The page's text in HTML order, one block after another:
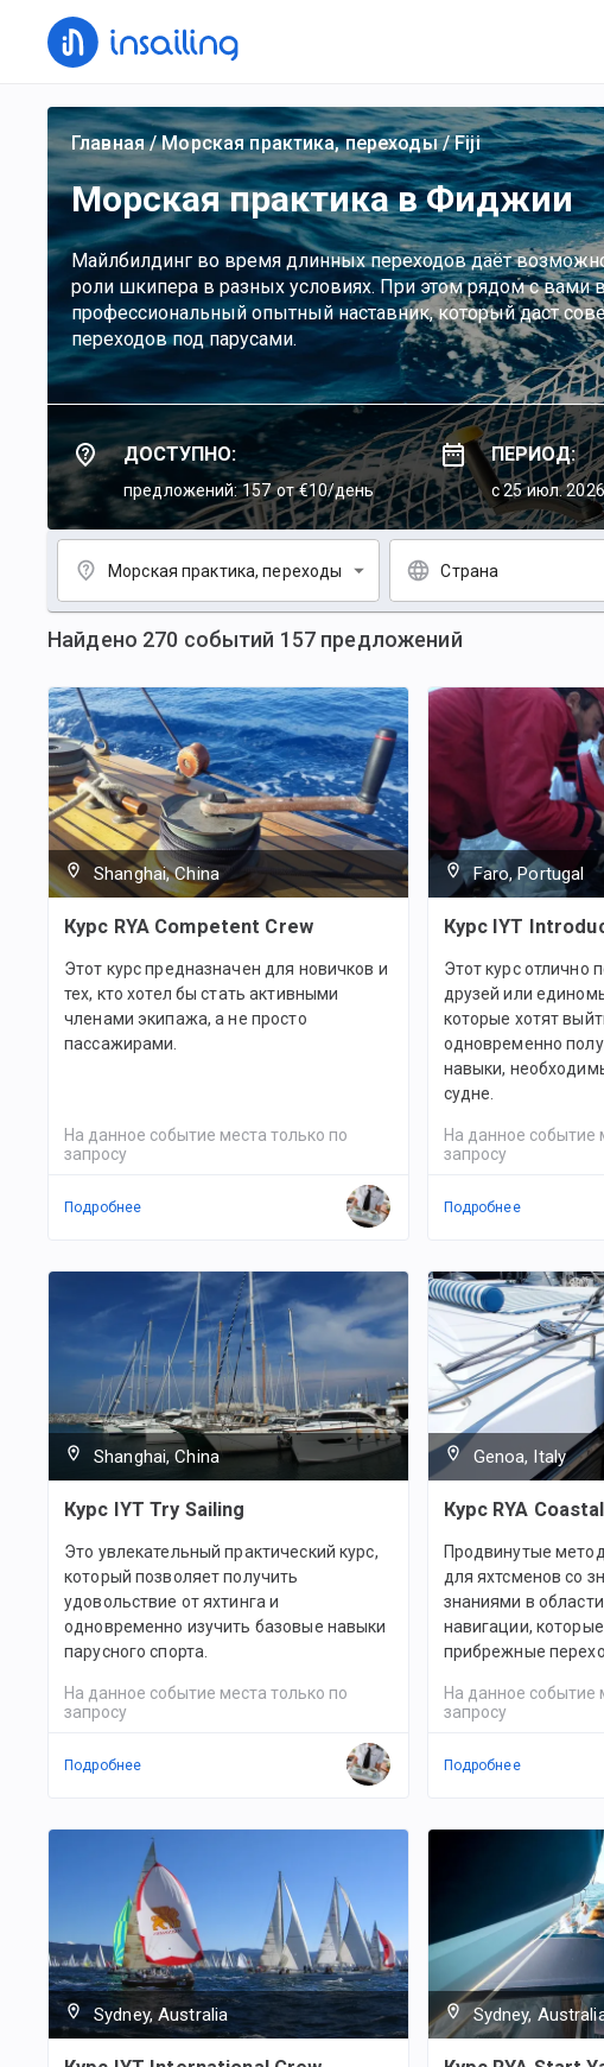
Главная/Морская практика, переходы/Fiji
Морская практика в Фиджии
Майлбилдинг во время длинных переходов даёт
роли шкипера в разных условиях. При этом рядом с вами
профессиональный опытный наставник, который даст
переходов под парусами.
ДОСТУПНО:
предложений: 157 от €10/день
ПЕРИОД:
c 25 июл.
Морская практика, переходы Страна
Найдено 270 событий 157 предложений
Shanghai, China
Курс RYA Competent Crew
Этот курс предназначен для новичков и
тех, кто хотел бы стать активными
членами экипажа, а не просто
пассажирами.
На данное событие места только по
запросу
Подробнее
Faro, Portugal
Курс IYT
Этот курс отлично
друзей или
которые хотят
одновременно
навыки,
судне.
На данное событие
запросу
Подробнее
Shanghai, China
Курс IYT Try Sailing
Это увлекательный практический курс,
который позволяет получить
удовольствие от яхтинга и
одновременно изучить базовые навыки
парусного спорта.
На данное событие места только по
запросу
Подробнее
Genoa, Italy
Курс RYA
Продвинутые
для яхтсменов со
знаниями в
навигации,
прибрежные
На данное событие
запросу
Подробнее
Sydney, Australia Sydney,